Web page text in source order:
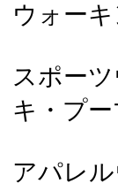
ウォー
スポー
キ・プ
アパレ